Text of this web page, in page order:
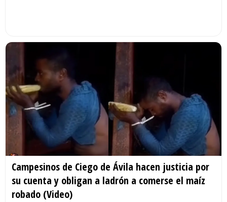
Campesinos de Ciego de Ávila hacen justicia por
su cuenta y obligan a ladrón a comerse el maíz
robado (Video)